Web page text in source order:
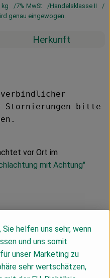
kg 7% MwSt
Handelsklasse II
genau eingewogen.
Herkunft
bitte
vor Ort im
mit Achtung"
Sie helfen uns sehr, wenn
und uns somit
unser Marketing zu
sehr wertschätzen,